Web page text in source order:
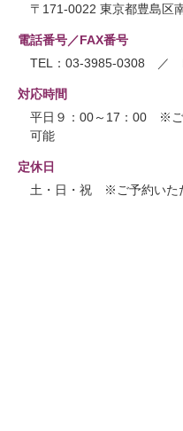
〒171-0022 東京都豊島区
電話番号／FAX番号
TEL：03-3985-0308 ／
対応時間
平日９：00～17：00 ※ご
可能
定休日
土・日・祝 ※ご予約いた